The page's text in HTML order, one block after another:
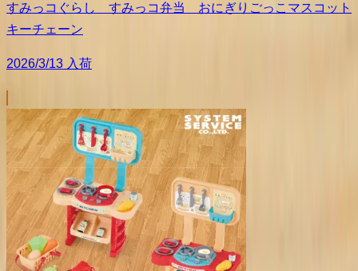
すみっコぐらし すみっコ弁当 おにぎりごっこマスコット
キーチェーン
2026/3/13 入荷